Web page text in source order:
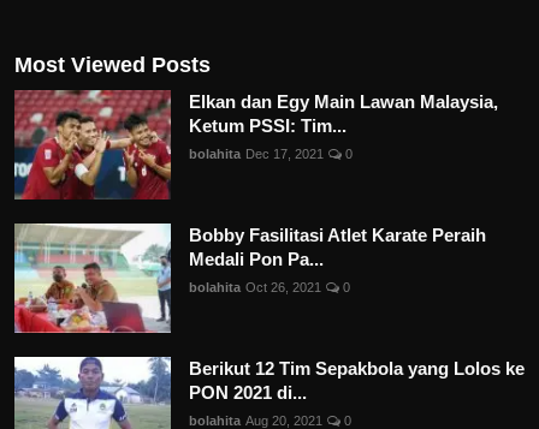
Most Viewed Posts
Elkan dan Egy Main Lawan Malaysia,
Ketum PSSI: Tim...
bolahita Dec 17, 2021 0
Bobby Fasilitasi Atlet Karate Peraih
Medali Pon Pa...
bolahita Oct 26, 2021 0
Berikut 12 Tim Sepakbola yang Lolos ke
PON 2021 di...
bolahita Aug 20, 2021 0